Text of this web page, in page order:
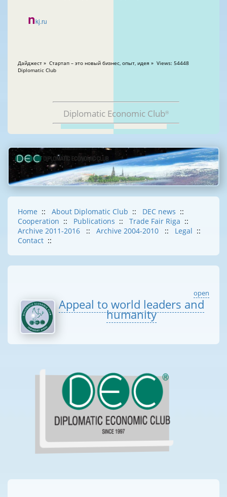
nkj.ru
Дайджест » Стартап – это новый бизнес, опыт, идея » Views: 54448
Diplomatic Club
Diplomatic Economic Club®
Home :: About Diplomatic Club :: DEC news ::
Cooperation :: Publications :: Trade Fair Riga ::
Archive 2011-2016
:: Archive 2004-2010 :: Legal ::
Contact ::
open
Appeal to world leaders and
humanity